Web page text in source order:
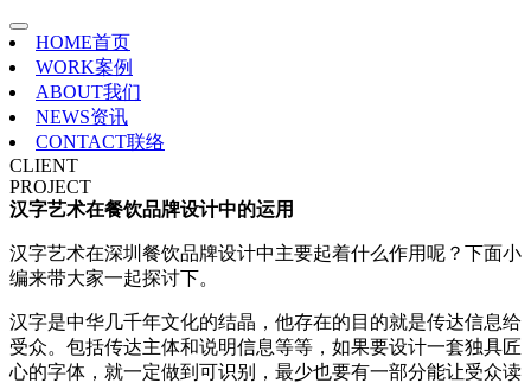
HOME首页
WORK案例
ABOUT我们
NEWS资讯
CONTACT联络
CLIENT
PROJECT
汉字艺术在餐饮品牌设计中的运用
汉字艺术在深圳餐饮品牌设计中主要起着什么作用呢？下面小
编来带大家一起探讨下。
汉字是中华几千年文化的结晶，他存在的目的就是传达信息给
受众。包括传达主体和说明信息等等，如果要设计一套独具匠
心的字体，就一定做到可识别，最少也要有一部分能让受众读